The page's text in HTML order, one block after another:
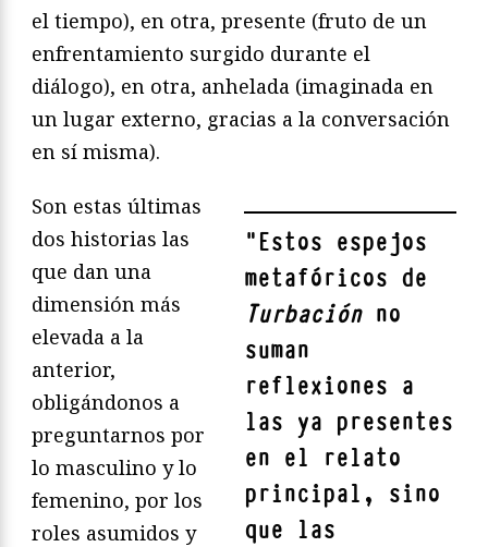
el tiempo), en otra, presente (fruto de un
enfrentamiento surgido durante el
diálogo), en otra, anhelada (imaginada en
un lugar externo, gracias a la conversación
en sí misma).
"Estos espejos
metafóricos de
Turbaciónno
suman
reflexiones a
las ya presentes
en el relato
principal, sino
que las
Son estas últimas
dos historias las
que dan una
dimensión más
elevada a la
anterior,
obligándonos a
preguntarnos por
lo masculino y lo
femenino, por los
roles asumidos y